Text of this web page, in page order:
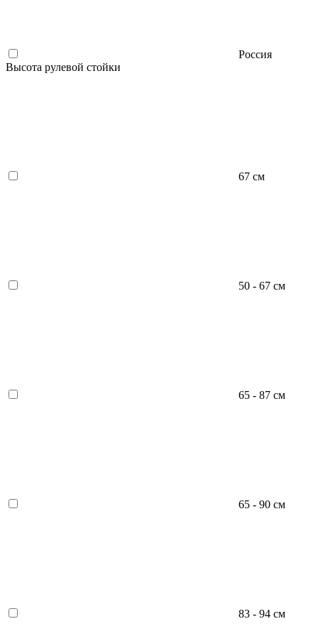
Россия
Высота рулевой стойки
67 см
50 - 67 см
65 - 87 см
65 - 90 см
83 - 94 см